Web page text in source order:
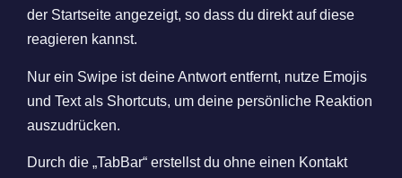
der Startseite angezeigt, so dass du direkt auf diese
reagieren kannst.
Nur ein Swipe ist deine Antwort entfernt, nutze Emojis
und Text als Shortcuts, um deine persönliche Reaktion
auszudrücken.
Durch die „TabBar“ erstellst du ohne einen Kontakt